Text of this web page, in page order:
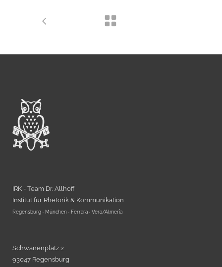
IRK - Team Dr. Allhoff
Institut für Rhetorik & Kommunikation
Regensburg · München · Ferrara · Vera/Almería
Schwanenplatz 2
93047 Regensburg